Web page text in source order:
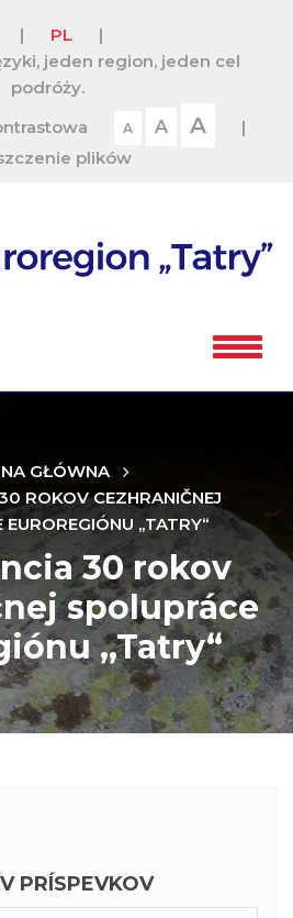
| PL
|
jeden region, jeden cel
podróży.
A A A
|
plików
GŁÓWNA
ROKOV CEZHRANIČNEJ
,,TATRY“
30 rokov
spolupráce
,,Tatry“
PRÍSPEVKOV